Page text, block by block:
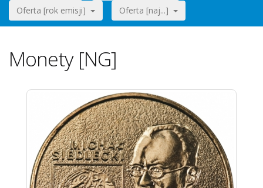
Oferta [rok emisji]
Oferta [naj...]
Monety [NG]